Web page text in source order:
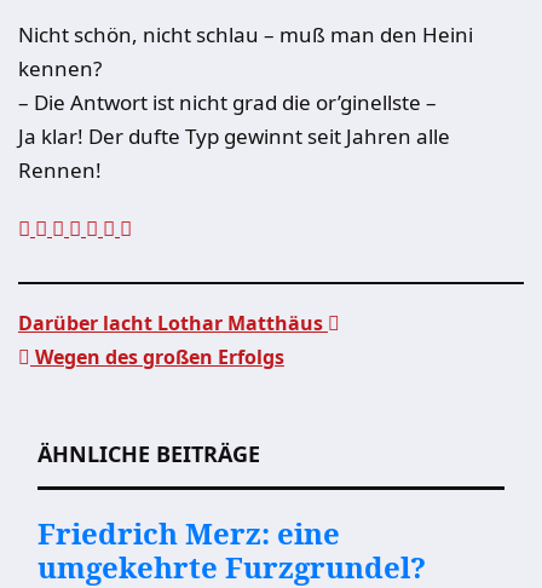
Nicht schön, nicht schlau – muß man den Heini
kennen?
– Die Antwort ist nicht grad die or’ginellste –
Ja klar! Der dufte Typ gewinnt seit Jahren alle
Rennen!
Darüber lacht Lothar Matthäus
Wegen des großen Erfolgs
ÄHNLICHE BEITRÄGE
Friedrich Merz: eine
umgekehrte Furzgrundel?